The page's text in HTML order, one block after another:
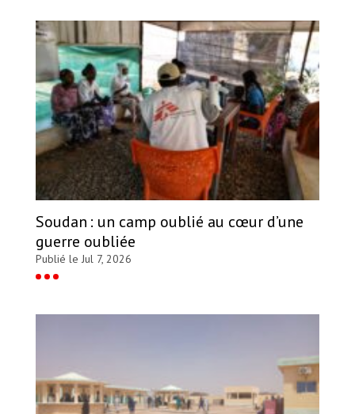
Soudan : un camp oublié au cœur d’une
guerre oubliée
Publié le Jul 7, 2026